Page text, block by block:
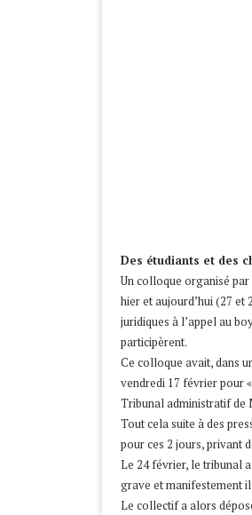
Des étudiants et des
Un colloque organisé
hier et aujourd’hui (27
juridiques à l’appel au
participèrent.
Ce colloque avait, dans
vendredi 17 février pour
Tribunal administratif de
Tout cela suite à des
pour ces 2 jours, privant
Le 24 février, le tribunal
grave et manifestement
Le collectif a alors